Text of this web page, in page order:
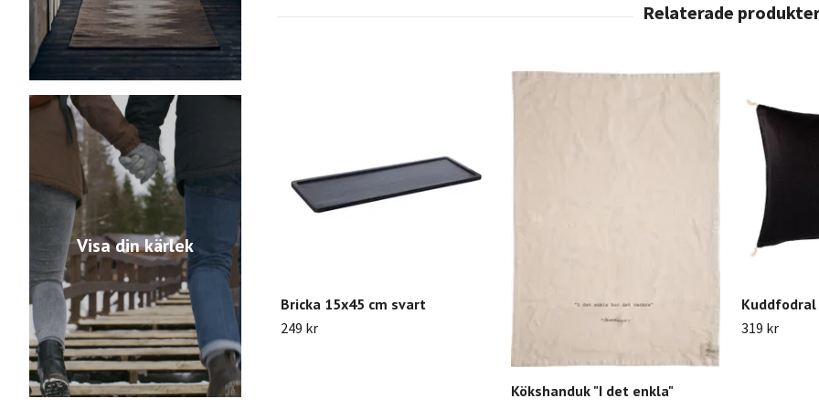
Visa din kärlek
Bricka 15x45 cm svart
249 kr
Kökshanduk "I det enkla"
Kuddfodral
319 kr